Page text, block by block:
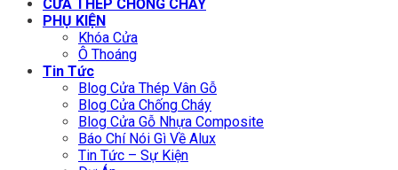
CỬA THÉP CHỐNG CHÁY
PHỤ KIỆN
Khóa Cửa
Ô Thoáng
Tin Tức
Blog Cửa Thép Vân Gỗ
Blog Cửa Chống Cháy
Blog Cửa Gỗ Nhựa Composite
Báo Chí Nói Gì Về Alux
Tin Tức – Sự Kiện